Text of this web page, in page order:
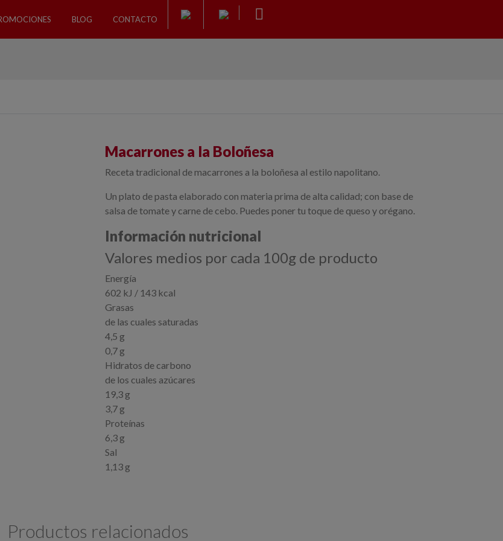
BLOG CONTACTO
Macarrones a la Boloñesa
Receta tradicional de macarrones a la boloñesa al estilo napolitano.
Un plato de pasta elaborado con materia prima de alta calidad; con base de
salsa de tomate y carne de cebo. Puedes poner tu toque de queso y orégano.
Información nutricional
Valores medios por cada 100g de producto
Energía
602 kJ / 143 kcal
Grasas
de las cuales saturadas
4,5 g
0,7 g
Hidratos de carbono
de los cuales azúcares
19,3 g
3,7 g
Proteínas
6,3 g
Sal
1,13 g
Productos relacionados